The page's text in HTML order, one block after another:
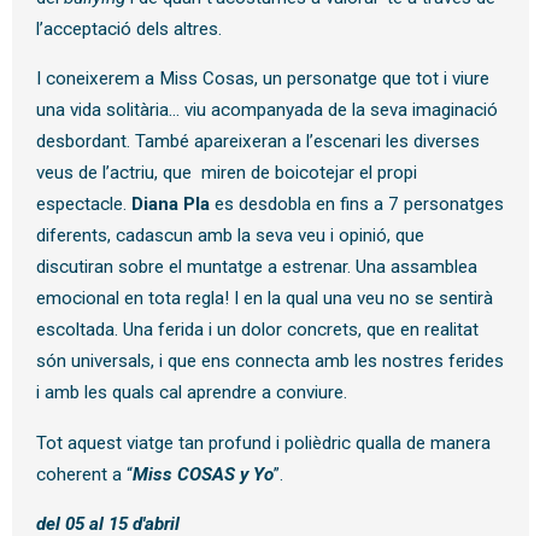
l’acceptació dels altres.
I coneixerem a Miss Cosas, un personatge que tot i viure
una vida solitària… viu acompanyada de la seva imaginació
desbordant. També apareixeran a l’escenari les diverses
veus de l’actriu, que miren de boicotejar el propi
espectacle. Diana Plaes desdobla en fins a 7 personatges
diferents, cadascun amb la seva veu i opinió, que
discutiran sobre el muntatge a estrenar. Una assamblea
emocional en tota regla! I en la qual una veu no se sentirà
escoltada. Una ferida i un dolor concrets, que en realitat
són universals, i que ens connecta amb les nostres ferides
i amb les quals cal aprendre a conviure.
Tot aquest viatge tan profund i polièdric qualla de manera
coherent a “Miss COSAS y Yo”.
del 05 al 15 d'abril